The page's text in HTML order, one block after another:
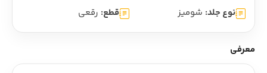
نوع جلد: شومیز قطع: رقعی
معرفی